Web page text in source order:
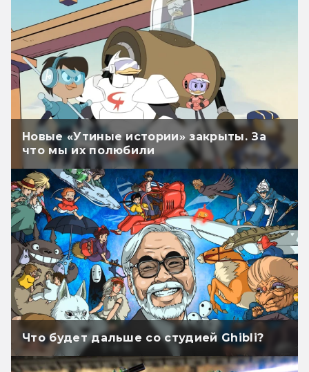
Новые «Утиные истории» закрыты. За
что мы их полюбили
Что будет дальше со студией Ghibli?